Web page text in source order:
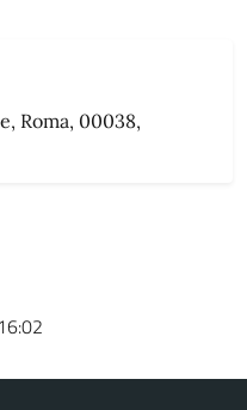
Roma, 00038,